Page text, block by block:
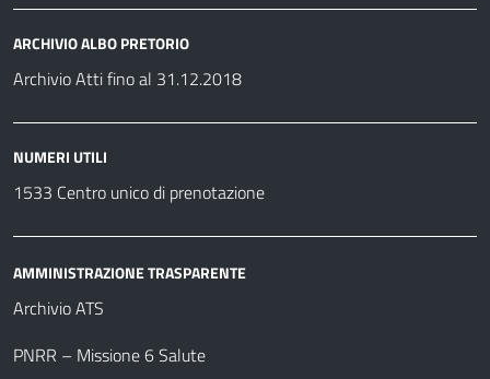
ARCHIVIO ALBO PRETORIO
Archivio Atti fino al 31.12.2018
NUMERI UTILI
1533 Centro unico di prenotazione
AMMINISTRAZIONE TRASPARENTE
Archivio ATS
PNRR – Missione 6 Salute